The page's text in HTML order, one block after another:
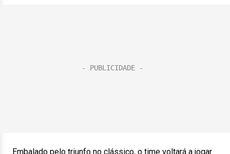
Embalado pelo triunfo no clássico, o time voltará a jogar